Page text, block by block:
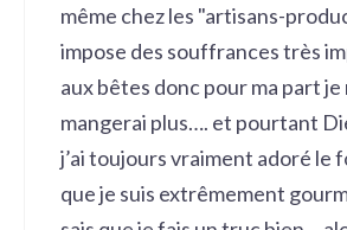
même chez les "artisans-
impose des souffrances très
aux bêtes donc pour ma part je
mangerai plus…. et pourtant
j’ai toujours vraiment adoré le
que je suis extrêmement